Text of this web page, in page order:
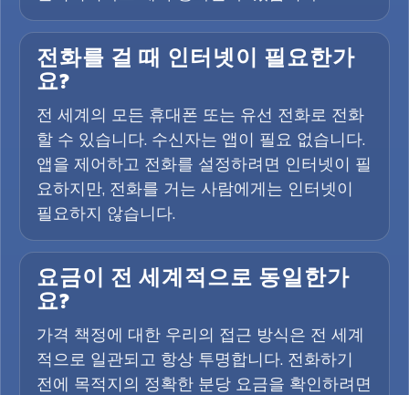
전화를 걸 때 인터넷이 필요한가
요?
전 세계의 모든 휴대폰 또는 유선 전화로 전화
할 수 있습니다. 수신자는 앱이 필요 없습니다.
앱을 제어하고 전화를 설정하려면 인터넷이 필
요하지만, 전화를 거는 사람에게는 인터넷이
필요하지 않습니다.
요금이 전 세계적으로 동일한가
요?
가격 책정에 대한 우리의 접근 방식은 전 세계
적으로 일관되고 항상 투명합니다. 전화하기
전에 목적지의 정확한 분당 요금을 확인하려면